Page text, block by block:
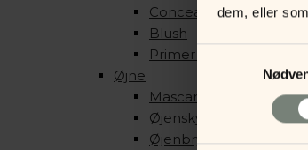
dem, eller
Concealer, Contour &
Blush
Primer & Setting Spray
Øjne
Mascara & Eyeliner
Øjenskygge
Øjenbryn